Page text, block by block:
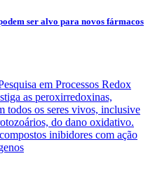
ser alvo para novos fármacos
em Processos Redox
as peroxirredoxinas,
todos os seres vivos, inclusive
do dano oxidativo.
inibidores com ação